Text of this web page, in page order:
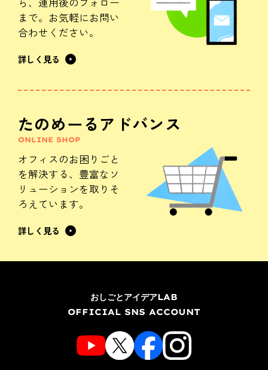
まで。 お気軽にお問い
合わせください。
詳しく見る
たのめーるアドバンス
ONLINE SHOP
オフィスのお困りごと
を解決する、 豊富なソ
リューションを取りそ
ろえています。
詳しく見る
おしごとアイデアLAB
OFFICIAL SNS ACCOUNT